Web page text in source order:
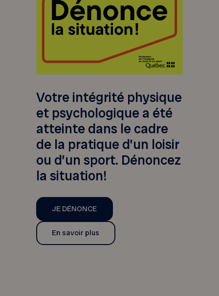
Votre intégrité physique
et psychologique a été
atteinte dans le cadre
de la pratique d’un loisir
ou d’un sport. Dénoncez
la situation!
JE DÉNONCE
En savoir plus